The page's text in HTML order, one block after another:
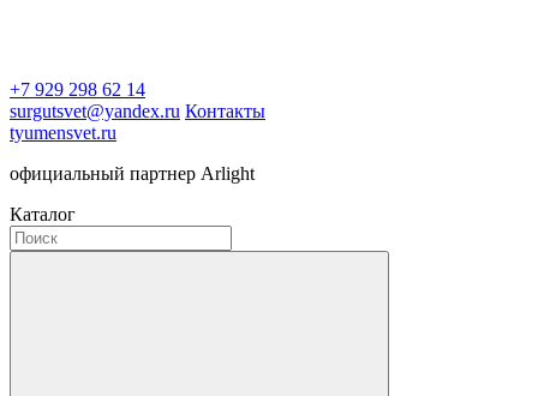
+7 929 298 62 14
surgutsvet@yandex.ru Контакты
tyumensvet.ru
официальный партнер Arlight
Каталог